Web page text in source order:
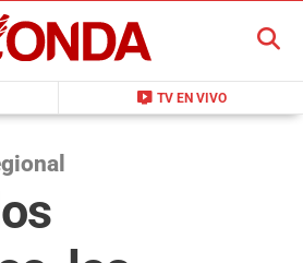
live_tv TV EN VIVO
BUSCAR